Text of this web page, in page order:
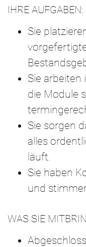
IHRE AUFGABEN:
Sie
Sie
die Module
Sie sorgen
alles
läuft.
Sie haben
und
WAS SIE